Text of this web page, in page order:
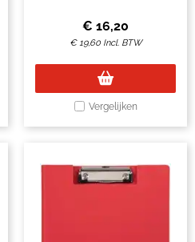
€ 16,20
€19,60 Incl. BTW
Vergelijken